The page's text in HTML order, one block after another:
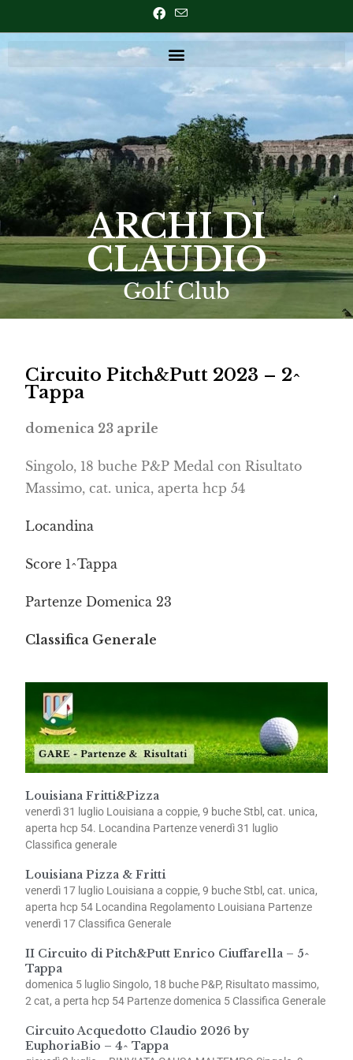
ARCHI DI
CLAUDIO
Golf Club
Circuito Pitch&Putt 2023 – 2^
Tappa
domenica 23 aprile
Singolo, 18 buche P&P Medal con Risultato
Massimo, cat. unica, aperta hcp 54
Locandina
Score 1^Tappa
Partenze Domenica 23
Classifica Generale
Louisiana Fritti&Pizza
venerdì 31 luglio Louisiana a coppie, 9 buche Stbl, cat. unica,
aperta hcp 54. Locandina Partenze venerdì 31 luglio
Classifica generale
Louisiana Pizza & Fritti
venerdì 17 luglio Louisiana a coppie, 9 buche Stbl, cat. unica,
aperta hcp 54 Locandina Regolamento Louisiana Partenze
venerdì 17 Classifica Generale
II Circuito di Pitch&Putt Enrico Ciuffarella – 5^
Tappa
domenica 5 luglio Singolo, 18 buche P&P, Risultato massimo,
2 cat, a perta hcp 54 Partenze domenica 5 Classifica Generale
Circuito Acquedotto Claudio 2026 by
EuphoriaBio – 4^ Tappa